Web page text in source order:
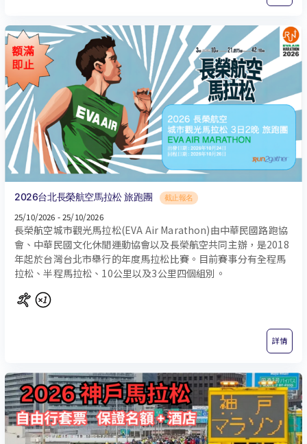
2026台北長榮航空馬拉松 旅跑團 截止報名
25/10/2026 - 25/10/2026
長榮航空城市觀光馬拉松(EVA Air Marathon)由中華民國路跑協
會、中華民國文化休閒運動協會以及長榮航空共同主辦，是2018
年起於台灣台北市舉行的年度馬拉松比賽。目前賽事分有全程馬
拉松、半程馬拉松、10公里以及3公里四個組別。
詳情